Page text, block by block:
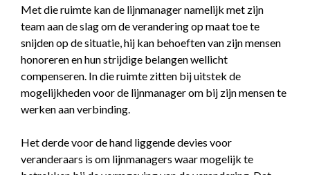
Met die ruimte kan de lijnmanager namelijk met zijn
team aan de slag om de verandering op maat toe te
snijden op de situatie, hij kan behoeften van zijn mensen
honoreren en hun strijdige belangen wellicht
compenseren. In die ruimte zitten bij uitstek de
mogelijkheden voor de lijnmanager om bij zijn mensen te
werken aan verbinding.
Het derde voor de hand liggende devies voor
veranderaars is om lijnmanagers waar mogelijk te